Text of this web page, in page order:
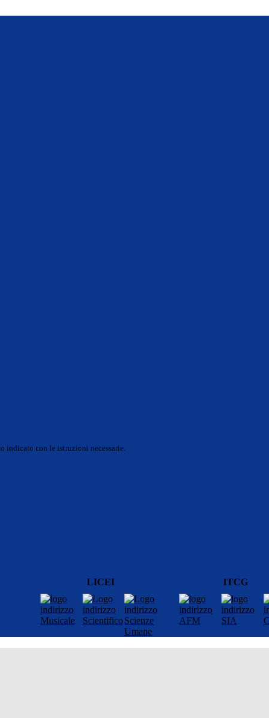
indicato con le istruzioni necessarie.
LICEI ITCG